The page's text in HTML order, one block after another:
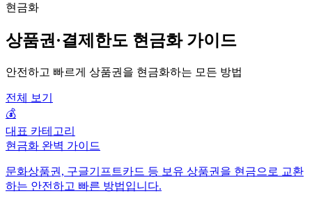
현금화
상품권·결제한도 현금화 가이드
안전하고 빠르게 상품권을 현금화하는 모든 방법
전체 보기
💰
대표 카테고리
현금화 완벽 가이드
문화상품권, 구글기프트카드 등 보유 상품권을 현금으로 교환
하는 안전하고 빠른 방법입니다.